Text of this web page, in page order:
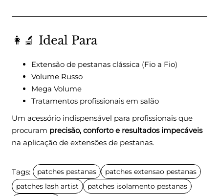
👩‍🔬 Ideal Para
Extensão de pestanas clássica (Fio a Fio)
Volume Russo
Mega Volume
Tratamentos profissionais em salão
Um acessório indispensável para profissionais que
procuram precisão, conforto e resultados impecáveis
na aplicação de extensões de pestanas.
Tags: patches pestanas
patches extensao pestanas
patches lash artist
patches isolamento pestanas